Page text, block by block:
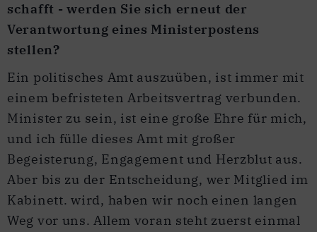
schafft - werden Sie sich erneut der
Verantwortung eines Ministerpostens
stellen?
Ein politisches Amt auszuüben, ist immer mit
einem befristeten Arbeitsvertrag verbunden.
Minister zu sein, ist eine große Ehre für mich,
und ich fülle dieses Amt mit großer
Begeisterung, Engagement und Herzblut aus.
Aber bis zu der Entscheidung, wer Mitglied im
Kabinett. wird, haben wir noch einen langen
Weg vor uns. Allem voran steht zuerst einmal